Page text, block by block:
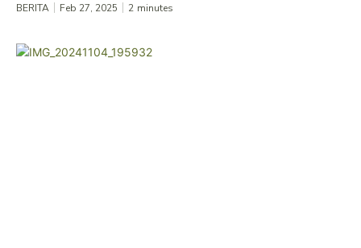
BERITA Feb 27, 2025 2 minutes